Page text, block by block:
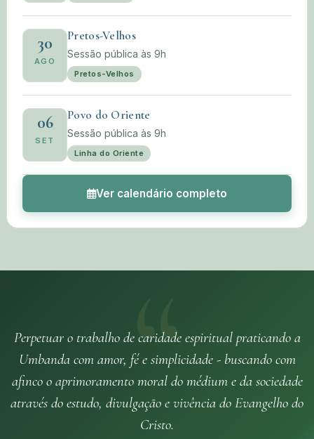
30
AGO
Pretos-Velhos
Sessão pública às 9h
Pretos-Velhos
06
SET
Povo do Oriente
Sessão pública às 9h
Linha do Oriente
Ver calendário completo
Perpetuar o trabalho de caridade espiritual praticando a
Umbanda com amor, fé e simplicidade - buscando com
afinco o aprimoramento moral do médium e da sociedade
através do estudo, divulgação e vivência do Evangelho do
Cristo.